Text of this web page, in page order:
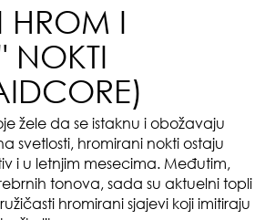
HROM I
NOKTI
žele da se istaknu i obožavaju
svetlosti, hromirani nokti ostaju
i u letnjim mesecima. Međutim,
tonova, sada su aktuelni topli
hromirani sjajevi koji imitiraju